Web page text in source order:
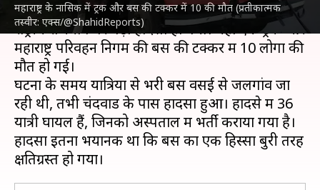
महाराष्ट्र के नासिक में ट्रक और बस की टक्कर में 10 की मौत (प्रतीकात्मक
तस्वीर: एक्स/@ShahidReports)
महाराष्ट्रके नासिक में मंगलवार सुबह मुंबई और आगरा
राष्ट्रीय राजमार्ग पर बड़ा हादसा हो गया। यहां एक ट्रक और
महाराष्ट्र परिवहन निगम की बस की टक्कर में 10 लोगों की
मौत हो गई।
घटना के समय यात्रियों से भरी बस वसई से जलगांव जा
रही थी, तभी चंदवाड के पास हादसा हुआ। हादसे में 36
यात्री घायल हैं, जिनको अस्पताल में भर्ती कराया गया है।
हादसा इतना भयानक था कि बस का एक हिस्सा बुरी तरह